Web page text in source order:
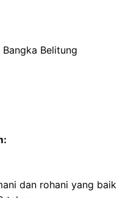
Belitung
dan rohani yang baik